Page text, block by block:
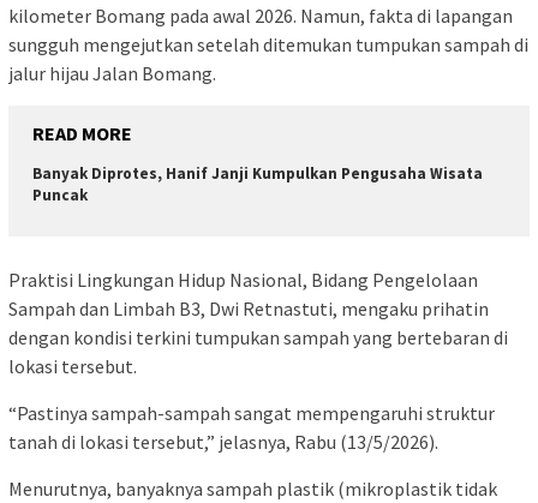
kilometer Bomang pada awal 2026. Namun, fakta di lapangan
sungguh mengejutkan setelah ditemukan tumpukan sampah di
jalur hijau Jalan Bomang.
READ MORE
Banyak Diprotes, Hanif Janji Kumpulkan Pengusaha Wisata
Puncak
Praktisi Lingkungan Hidup Nasional, Bidang Pengelolaan
Sampah dan Limbah B3, Dwi Retnastuti, mengaku prihatin
dengan kondisi terkini tumpukan sampah yang bertebaran di
lokasi tersebut.
“Pastinya sampah-sampah sangat mempengaruhi struktur
tanah di lokasi tersebut,” jelasnya, Rabu (13/5/2026).
Menurutnya, banyaknya sampah plastik (mikroplastik tidak